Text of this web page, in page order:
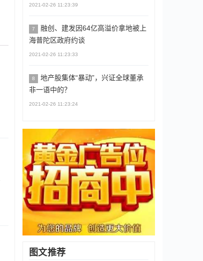
2021-02-26 11:23:39
7
融创、建发因64亿高溢价拿地被上
海普陀区政府约谈
2021-02-26 11:23:33
8
地产股集体“暴动”，兴证全球董承
非一语中的？
2021-02-26 11:23:24
图文推荐